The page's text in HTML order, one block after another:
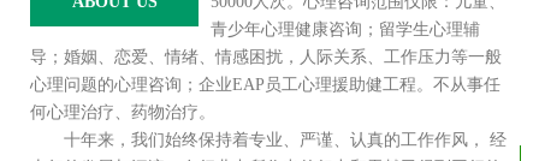
青少年心理健康咨询；留学生心理辅
导；婚姻、恋爱、情绪、情感困扰，人际关系、工作压力等一般
心理问题的心理咨询；企业EAP员工心理援助健工程。不从事任
何心理治疗、药物治疗。
十年来，我们始终保持着专业、严谨、认真的工作作风， 经